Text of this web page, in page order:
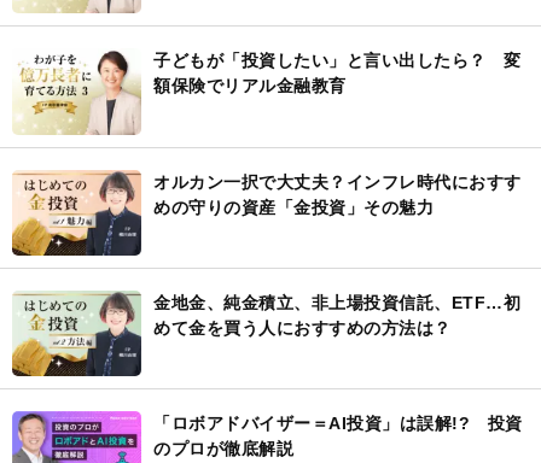
子どもが「投資したい」と言い出したら？ 変
額保険でリアル金融教育
オルカン一択で大丈夫？インフレ時代におすす
めの守りの資産「金投資」その魅力
金地金、純金積立、非上場投資信託、ETF…初
めて金を買う人におすすめの方法は？
「ロボアドバイザー＝AI投資」は誤解!? 投資
のプロが徹底解説